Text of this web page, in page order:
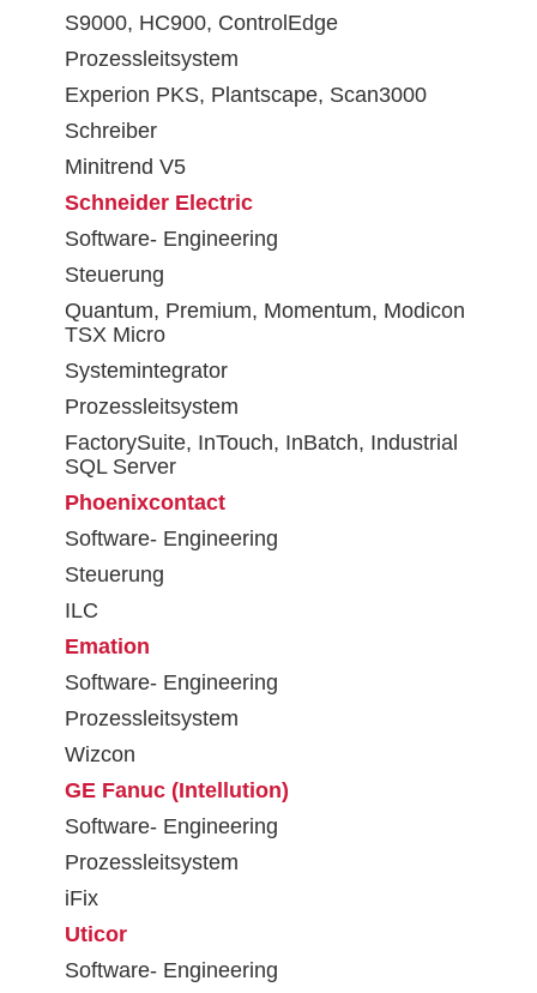
S9000, HC900, ControlEdge
Prozessleitsystem
Experion PKS, Plantscape, Scan3000
Schreiber
Minitrend V5
Schneider Electric
Software- Engineering
Steuerung
Quantum, Premium, Momentum, Modicon
TSX Micro
Systemintegrator
Prozessleitsystem
FactorySuite, InTouch, InBatch, Industrial
SQL Server
Phoenixcontact
Software- Engineering
Steuerung
ILC
Emation
Software- Engineering
Prozessleitsystem
Wizcon
GE Fanuc (Intellution)
Software- Engineering
Prozessleitsystem
iFix
Uticor
Software- Engineering